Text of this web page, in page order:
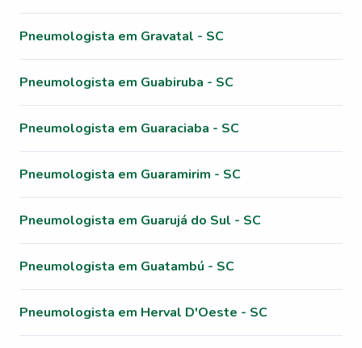
Pneumologista em Gravatal - SC
Pneumologista em Guabiruba - SC
Pneumologista em Guaraciaba - SC
Pneumologista em Guaramirim - SC
Pneumologista em Guarujá do Sul - SC
Pneumologista em Guatambú - SC
Pneumologista em Herval D'Oeste - SC